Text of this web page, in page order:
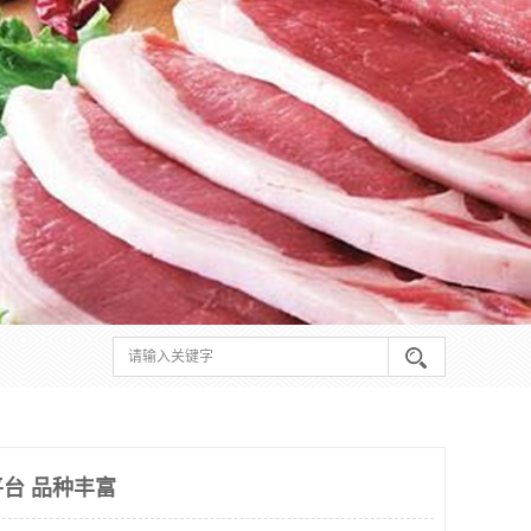
品种丰富